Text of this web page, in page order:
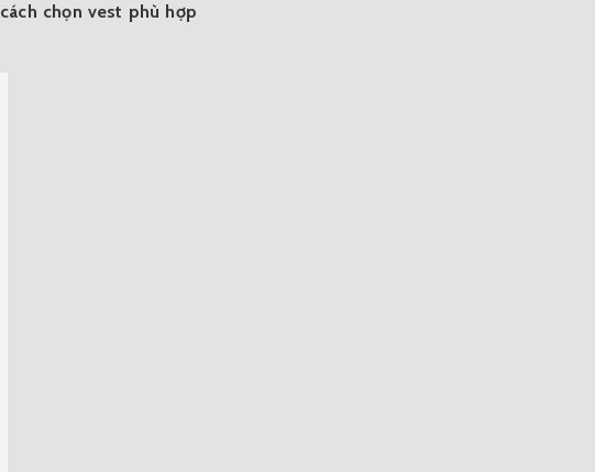
cách chọn vest phù hợp